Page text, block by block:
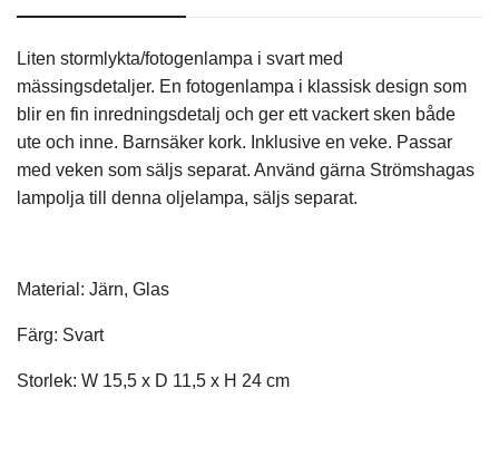
Liten stormlykta/fotogenlampa i svart med
mässingsdetaljer. En fotogenlampa i klassisk design som
blir en fin inredningsdetalj och ger ett vackert sken både
ute och inne. Barnsäker kork. Inklusive en veke. Passar
med veken som säljs separat. Använd gärna Strömshagas
lampolja till denna oljelampa, säljs separat.
Material: Järn, Glas
Färg: Svart
Storlek: W 15,5 x D 11,5 x H 24 cm